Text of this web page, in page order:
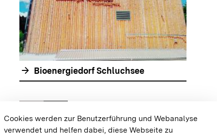
arrow_forward Bioenergiedorf Schluchsee
Zur vorhergehenden Folie springen
chevron_rightZur nächsten Folie springen
Cookies werden zur Benutzerführung und Webanalyse
verwendet und helfen dabei, diese Webseite zu